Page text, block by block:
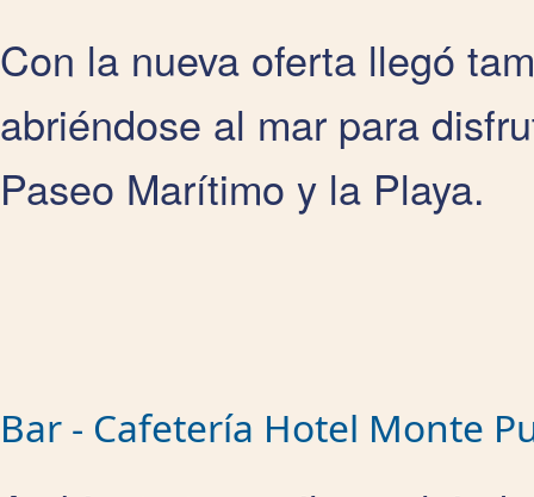
Con la nueva oferta llegó
abriéndose al mar para
Paseo Marítimo y la Playa.
Bar - Cafetería Hotel Monte